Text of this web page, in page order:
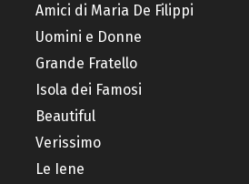
Amici di Maria De Filippi
Uomini e Donne
Grande Fratello
Isola dei Famosi
Beautiful
Verissimo
Le Iene